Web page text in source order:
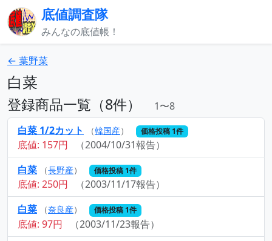
底値調査隊
みんなの底値帳！
← 葉野菜
白菜
登録商品一覧（8件）
1〜8
白菜 1/2カット
（韓国産） 価格投稿 1件
底値: 157円
（2004/10/31報告）
白菜
（長野産） 価格投稿 1件
底値: 250円
（2003/11/17報告）
白菜
（奈良産） 価格投稿 1件
底値: 97円
（2003/11/23報告）